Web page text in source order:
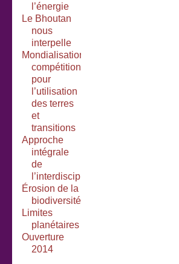
l’énergie
Le Bhoutan
nous
interpelle
Mondialisation,
compétition
pour
l’utilisation
des terres
et
transitions
Approche
intégrale
de
l’interdisciplinarité
Érosion de la
biodiversité
Limites
planétaires
Ouverture
2014